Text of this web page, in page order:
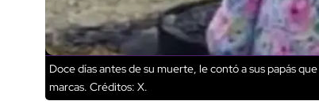
Doce días antes de su muerte, le contó a sus papás
marcas. Créditos: X.